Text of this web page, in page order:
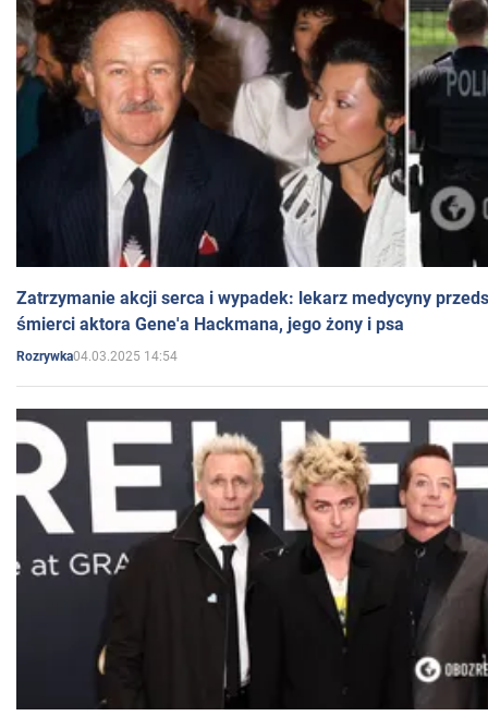
Zatrzymanie akcji serca i wypadek: lekarz medycyny
śmierci aktora Gene'a Hackmana, jego żony i psa
Rozrywka04.03.2025 14:54